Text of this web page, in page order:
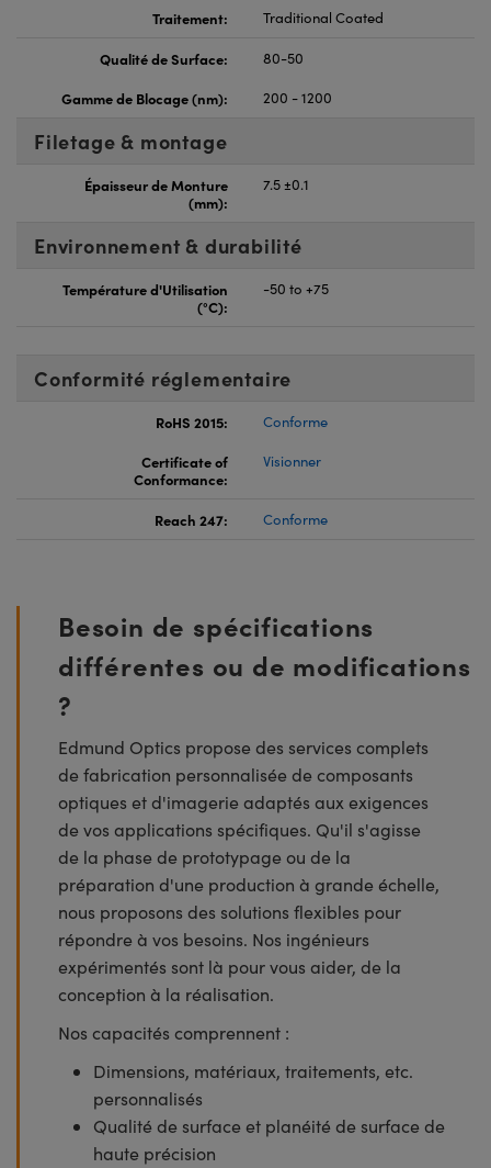
Traitement:
Traditional Coated
Qualité de Surface:
80-50
Gamme de Blocage (nm):
200 - 1200
Filetage & montage
Épaisseur de Monture
(mm):
7.5 ±0.1
Environnement & durabilité
Température d'Utilisation
(°C):
-50 to +75
Conformité réglementaire
RoHS 2015:
Conforme
Certificate of
Conformance:
Visionner
Reach 247: Conforme
Besoin de spécifications
différentes ou de modifications
?
Edmund Optics propose des services complets
de fabrication personnalisée de composants
optiques et d'imagerie adaptés aux exigences
de vos applications spécifiques. Qu'il s'agisse
de la phase de prototypage ou de la
préparation d'une production à grande échelle,
nous proposons des solutions flexibles pour
répondre à vos besoins. Nos ingénieurs
expérimentés sont là pour vous aider, de la
conception à la réalisation.
Nos capacités comprennent :
Dimensions, matériaux, traitements, etc.
personnalisés
Qualité de surface et planéité de surface de
haute précision